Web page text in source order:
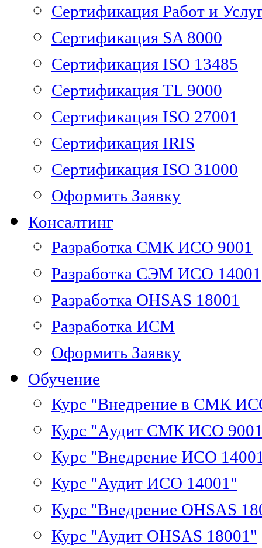
Сертификация Работ и
Сертификация SA 8000
Сертификация ISO 13485
Сертификация TL 9000
Сертификация ISO 27001
Сертификация IRIS
Сертификация ISO 31000
Оформить Заявку
Консалтинг
Разработка СМК ИСО 9001
Разработка СЭМ ИСО 14001
Разработка OHSAS 18001
Разработка ИСМ
Оформить Заявку
Обучение
Курс "Внедрение в СМК
Курс "Аудит СМК ИСО
Курс "Внедрение ИСО
Курс "Аудит ИСО 14001"
Курс "Внедрение OHSAS
Курс "Аудит OHSAS 18001"